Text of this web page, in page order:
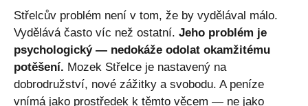
Střelcův problém není v tom, že by vydělával málo.
Vydělává často víc než ostatní. Jeho problém je
psychologický — nedokáže odolat okamžitému
potěšení. Mozek Střelce je nastavený na
dobrodružství, nové zážitky a svobodu. A peníze
vnímá jako prostředek k těmto věcem — ne jako